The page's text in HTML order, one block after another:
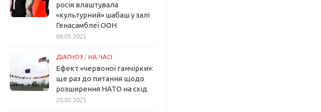
росія влаштувала
«культурний» шабаш у залі
Генасамблеї ООН
08.05.2025
ДІАГНОЗ / НА ЧАСІ
Ефект «червоної ганчірки»:
ще раз до питання щодо
розширення НАТО на схід
20.02.2025